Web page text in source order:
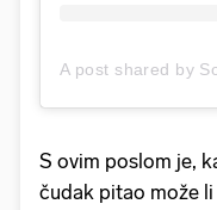
S ovim poslom je,
čudak pitao može